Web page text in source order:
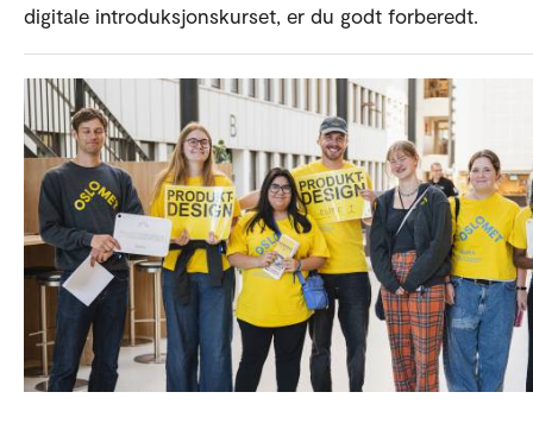
digitale introduksjonskurset, er du godt forberedt.